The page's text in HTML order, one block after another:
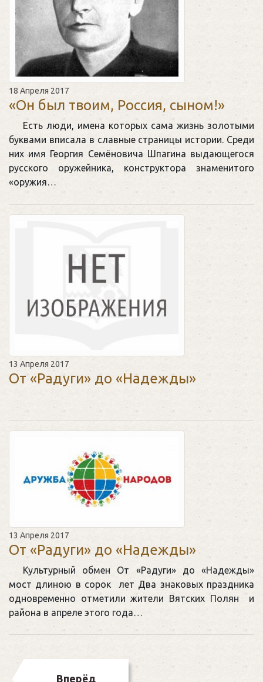
18 Апреля 2017
«Он был твоим, Россия, сыном!»
Есть люди, имена которых сама жизнь золотыми
буквами вписала в славные страницы истории. Среди
них имя Георгия Семёновича Шпагина выдающегося
русского оружейника, конструктора знаменитого
«оружия…
13 Апреля 2017
От «Радуги» до «Надежды»
13 Апреля 2017
От «Радуги» до «Надежды»
Культурный обмен От «Радуги» до «Надежды»
мост длиною в сорок лет Два знаковых праздника
одновременно отметили жители Вятских Полян и
района в апреле этого года…
Вперёд